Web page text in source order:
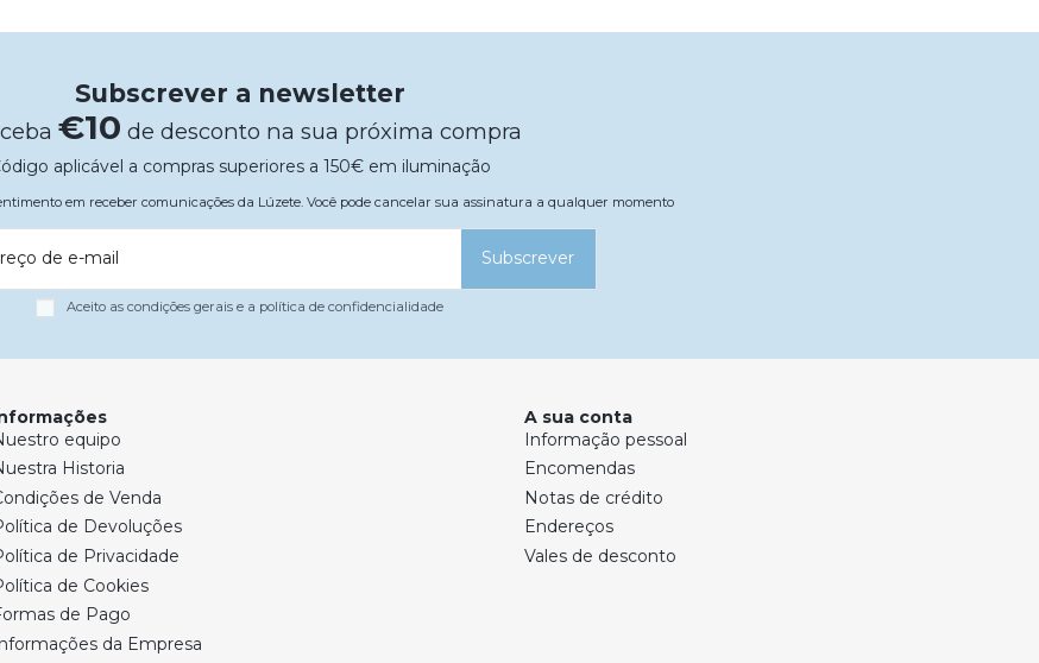
Subscrever a newsletter
€10 de desconto na sua próxima compra
aplicável a compras superiores a 150€ em iluminação
em receber comunicações da Lúzete. Você pode cancelar sua assinatura a qualquer momento
de e-mail Subscrever
Aceito as condições gerais e a política de confidencialidade
equipo
Historia
de Venda
de Devoluções
de Privacidade
de Cookies
de Pago
da Empresa
A sua conta
Informação pessoal
Encomendas
Notas de crédito
Endereços
Vales de desconto